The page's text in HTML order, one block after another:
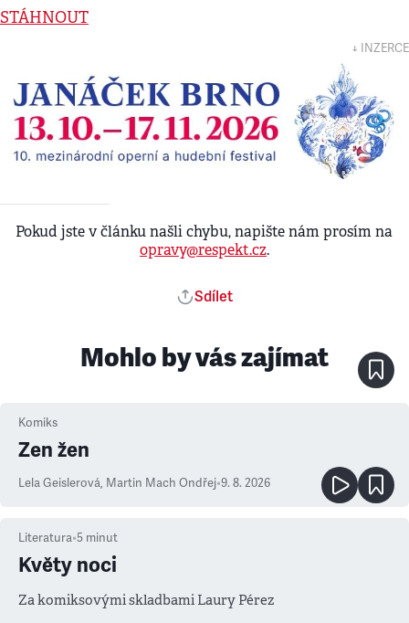
STÁHNOUT
↓ INZERCE
Pokud jste v článku našli chybu, napište nám prosím na
opravy@respekt.cz.
Sdílet
Mohlo by vás zajímat
Komiks
Zen žen
Lela Geislerová, Martin Mach Ondřej•9. 8. 2026
Literatura•5 minut
Květy noci
Za komiksovými skladbami Laury Pérez